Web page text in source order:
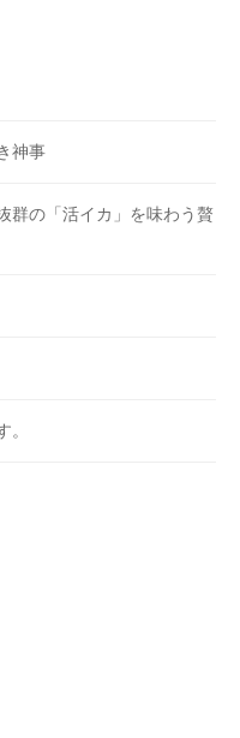
神事
群の「活イカ」を味わう贅
。